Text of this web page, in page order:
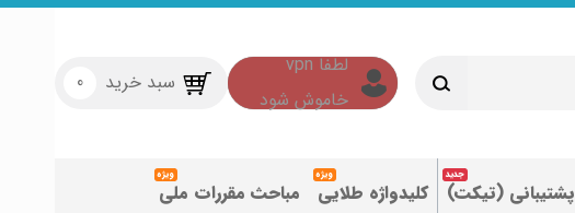
سبد خرید 0
پشتیبانی (تیکت) کلیدواژه طلایی مباحث مقررات ملی